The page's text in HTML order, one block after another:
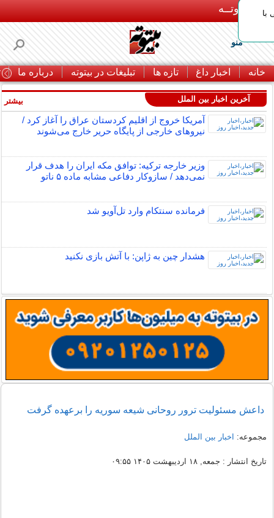
بـیتوتــه
منو
خانه اخبار داغ تازه ها تبلیغات در بیتوته درباره ما
با
آخرین اخبار بین الملل
آمریکا خروج از اقلیم کردستان عراق را آغاز کرد /
نیروهای خارجی از پایگاه حریر خارج می‌شوند
وزیر خارجه ترکیه: توافق مکه ایران را هدف قرار
نمی‌دهد / سازوکار دفاعی مشابه ماده ۵ ناتو
فرمانده سنتکام وارد تل‌آویو شد
هشدار چین به ژاپن: با آتش بازی نکنید
بیشتر
داعش مسئولیت ترور روحانی شیعه سوریه را برعهده گرفت
مجموعه: اخبار بین الملل
تاریخ انتشار : جمعه, ۱۸ اردیبهشت ۱۴۰۵ ۰۹:۵۵